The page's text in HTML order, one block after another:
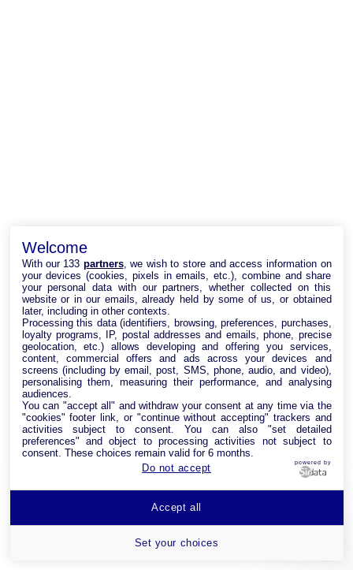
Welcome
With our 133 partners, we wish to store and access information on
your devices (cookies, pixels in emails, etc.), combine and share
your personal data with our partners, whether collected on this
website or in our emails, already held by some of us, or obtained
later, including in other contexts.
Processing this data (identifiers, browsing, preferences, purchases,
loyalty programs, IP, postal addresses and emails, phone, precise
geolocation, etc.) allows developing and offering you services,
content, commercial offers and ads across your devices and
screens (including by email, post, SMS, phone, audio, and video),
personalising them, measuring their performance, and analysing
audiences.
You can "accept all" and withdraw your consent at any time via the
"cookies" footer link, or "continue without accepting" trackers and
activities subject to consent. You can also "set detailed
preferences" and object to processing activities not subject to
consent. These choices remain valid for 6 months.
Do not accept
powered by
Set your choices
Accept all